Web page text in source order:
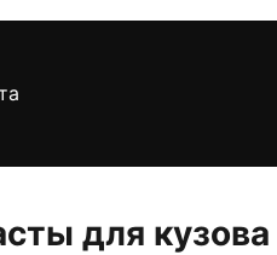
для кузова